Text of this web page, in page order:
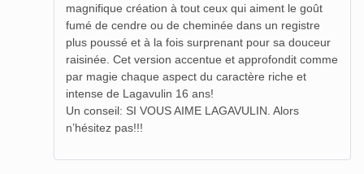
magnifique création à tout ceux qui aiment le goût
fumé de cendre ou de cheminée dans un registre
plus poussé et à la fois surprenant pour sa douceur
raisinée. Cet version accentue et approfondit comme
par magie chaque aspect du caractère riche et
intense de Lagavulin 16 ans!
Un conseil: SI VOUS AIME LAGAVULIN. Alors
n’hésitez pas!!!